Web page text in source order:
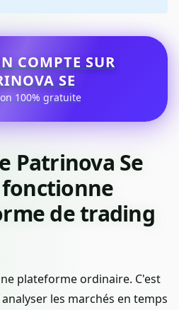
COMPTE SUR
SE
100% gratuite
Patrinova Se
de trading
plateforme ordinaire. C'est
les marchés en temps